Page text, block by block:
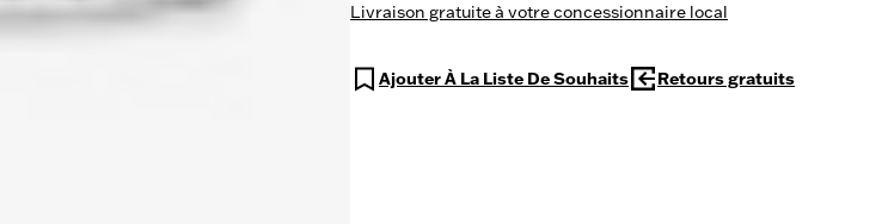
Livraison gratuite à votre concessionnaire local
Ajouter À La Liste De Souhaits Retours gratuits